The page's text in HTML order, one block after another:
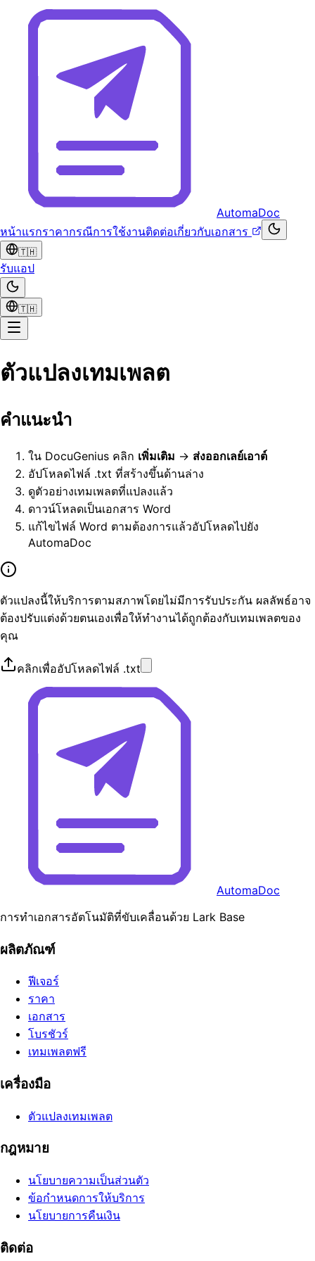
AutomaDoc
หน้าแรกราคากรณีการใช้งานติดต่อเกี่ยวกับเอกสาร
🇹🇭
รับแอป
🇹🇭
ตัวแปลงเทมเพลต
คำแนะนำ
ใน DocuGenius คลิก เพิ่มเติม → ส่งออกเลย์เอาต์
อัปโหลดไฟล์ .txt ที่สร้างขึ้นด้านล่าง
ดูตัวอย่างเทมเพลตที่แปลงแล้ว
ดาวน์โหลดเป็นเอกสาร Word
แก้ไขไฟล์ Word ตามต้องการแล้วอัปโหลดไปยัง
AutomaDoc
ตัวแปลงนี้ให้บริการตามสภาพโดยไม่มีการรับประกัน ผลลัพธ์อาจ
ต้องปรับแต่งด้วยตนเองเพื่อให้ทำงานได้ถูกต้องกับเทมเพลตของ
คุณ
คลิกเพื่ออัปโหลดไฟล์ .txt
AutomaDoc
การทำเอกสารอัตโนมัติที่ขับเคลื่อนด้วย Lark Base
ผลิตภัณฑ์
ฟีเจอร์
ราคา
เอกสาร
โบรชัวร์
เทมเพลตฟรี
เครื่องมือ
ตัวแปลงเทมเพลต
กฎหมาย
นโยบายความเป็นส่วนตัว
ข้อกำหนดการให้บริการ
นโยบายการคืนเงิน
ติดต่อ